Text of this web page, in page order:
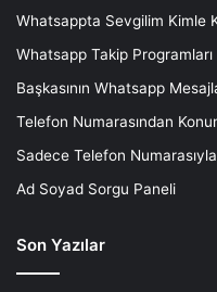
Whatsappta Sevgilim Kimle
Whatsapp Takip Programları
Başkasının Whatsapp
Telefon Numarasından
Sadece Telefon
Ad Soyad Sorgu Paneli
Son Yazılar